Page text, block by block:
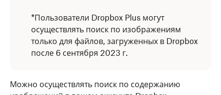
*Пользователи Dropbox Plus могут
осуществлять поиск по изображениям
только для файлов, загруженных в Dropbox
после 6 сентября 2023 г.
Можно осуществлять поиск по содержанию